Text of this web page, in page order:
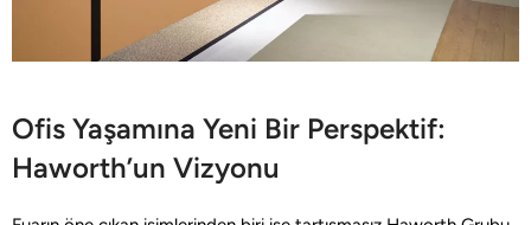
Ofis Yaşamına Yeni Bir Perspektif:
Haworth’un Vizyonu